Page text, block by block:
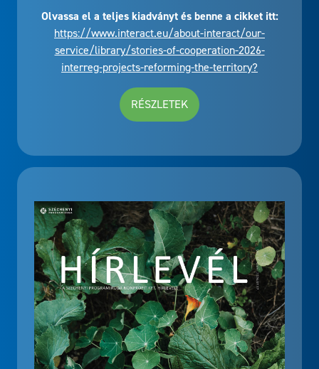
Olvassa el a teljes kiadványt és benne a cikket itt:
https://www.interact.eu/about-interact/our-
service/library/stories-of-cooperation-2026-
interreg-projects-reforming-the-territory?
RÉSZLETEK